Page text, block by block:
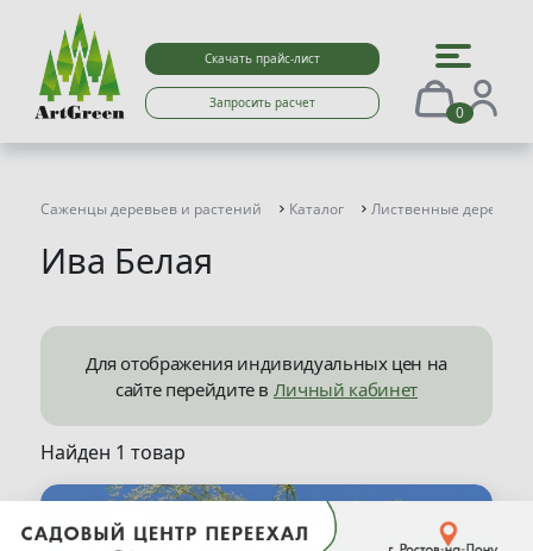
Скачать прайс-лист
Запросить расчет 0
Саженцы деревьев и растений Каталог Лиственные деревья
Ива Белая
Для отображения индивидуальных цен на
сайте перейдите в Личный кабинет
Найден 1 товар